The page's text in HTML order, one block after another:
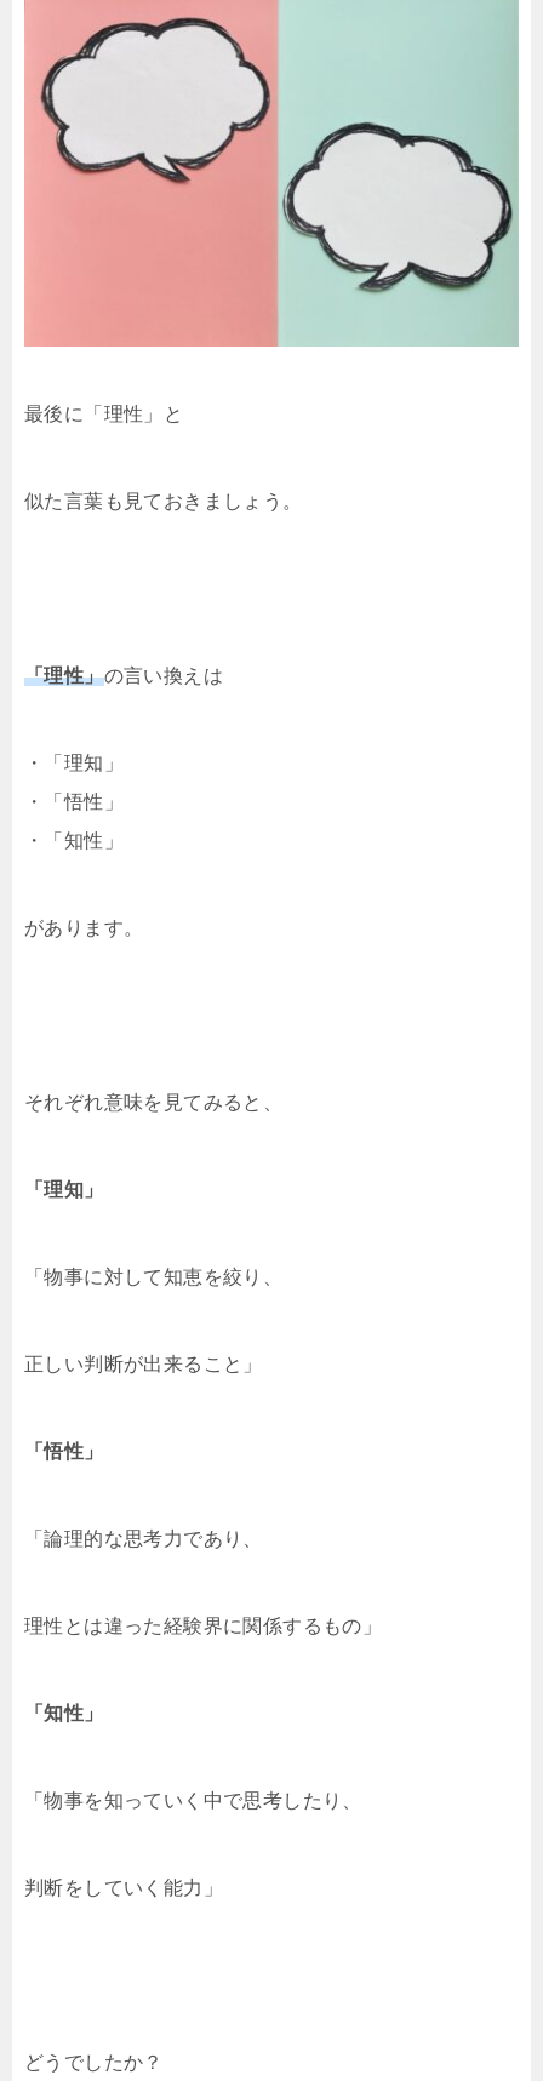
最後に「理性」と
似た言葉も見ておきましょう。
「理性」の言い換えは
・「理知」
・「悟性」
・「知性」
があります。
それぞれ意味を見てみると、
「理知」
「物事に対して知恵を絞り、
正しい判断が出来ること」
「悟性」
「論理的な思考力であり、
理性とは違った経験界に関係するもの」
「知性」
「物事を知っていく中で思考したり、
判断をしていく能力」
どうでしたか？